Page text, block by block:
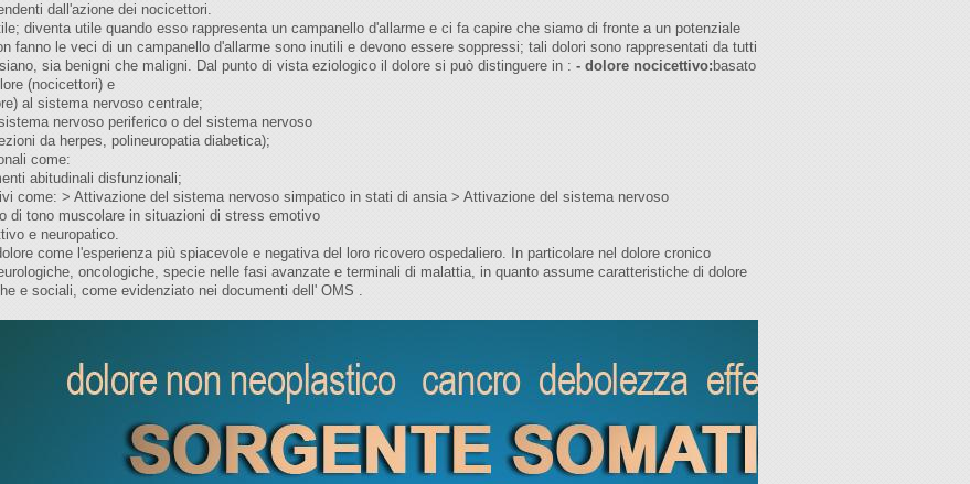
dall'azione dei nocicettori.
diventa utile quando esso rappresenta un campanello d'allarme e ci fa capire che siamo di fronte a un potenziale
fanno le veci di un campanello d'allarme sono inutili e devono essere soppressi; tali dolori sono rappresentati da tutti
sia benigni che maligni. Dal punto di vista eziologico il dolore si può distinguere in : - dolore nocicettivo: basato
(nocicettori) e
al sistema nervoso centrale;
nervoso periferico o del sistema nervoso
da herpes, polineuropatia diabetica);
come:
abitudinali disfunzionali;
come: > Attivazione del sistema nervoso simpatico in stati di ansia > Attivazione del sistema nervoso
di tono muscolare in situazioni di stress emotivo
e neuropatico.
come l'esperienza più spiacevole e negativa del loro ricovero ospedaliero. In particolare nel dolore cronico
oncologiche, specie nelle fasi avanzate e terminali di malattia, in quanto assume caratteristiche di dolore
e sociali, come evidenziato nei documenti dell' OMS .